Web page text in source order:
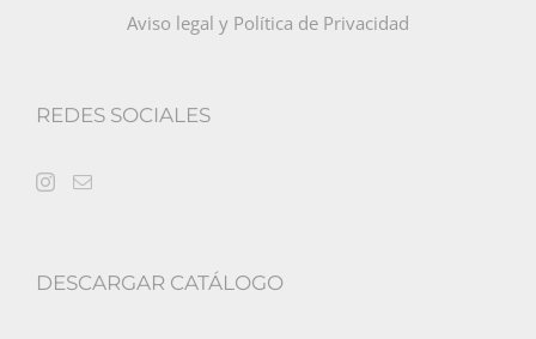
Aviso legal y Política de Privacidad
REDES SOCIALES
DESCARGAR CATÁLOGO